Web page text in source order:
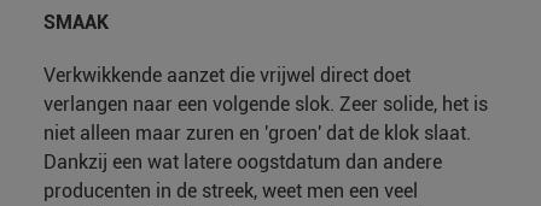
SMAAK
Verkwikkende aanzet die vrijwel direct doet
verlangen naar een volgende slok. Zeer solide, het is
niet alleen maar zuren en 'groen' dat de klok slaat.
Dankzij een wat latere oogstdatum dan andere
producenten in de streek, weet men een veel